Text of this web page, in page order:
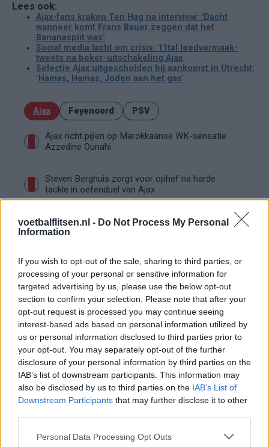
voetbalflitsen.nl - Do Not Process My Personal
Information
If you wish to opt-out of the sale, sharing to third parties, or
processing of your personal or sensitive information for
targeted advertising by us, please use the below opt-out
section to confirm your selection. Please note that after your
opt-out request is processed you may continue seeing
interest-based ads based on personal information utilized by
us or personal information disclosed to third parties prior to
your opt-out. You may separately opt-out of the further
disclosure of your personal information by third parties on the
IAB’s list of downstream participants. This information may
also be disclosed by us to third parties on the IAB’s List of
Downstream Participants that may further disclose it to other
Personal Data Processing Opt Outs
Lees ook:
Ajax-fans kraken Ten Hag na interview: "Dacht
wanneer komt Frans Bauer zeggen dat het
Bananasplit was"
Social media lacht om crisis: 11tal leedvermaak-
tweets na beker-uitschakeling Ajax
Selectie Ajax uitgescholden bij aankomst in Utrecht:
"Hamas, Hamas, Joden aan het gas"
Ajax Feyenoord PSV
Ajax richt pijlen op Marokkaanse WK-sensatie
Azzedine Ounahi
Steven Berghuis zorgt voor ophef na harde
tackle in oefenduel van Ajax
Dit houdt de transfer van Marc-André ter Stegen
naar Ajax nog tegen
De terugkeer van Daley Blind past in een groter
plan van Ajax
Kritiek op Engels van Míchel genuanceerd: ‘Ajax-
spelers snappen dat echt wel’
De eerste Míchel-dagen bij Ajax: Blind coacht,
Gloukh krijgt standje en Ceballos wordt gebeld
Steur kiest voor Newcastle na gemiste
duidelijkheid bij Ajax
Blind kan bij Ajax de speler naast Míchel worden